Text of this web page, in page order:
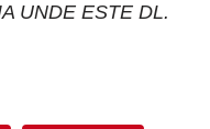
UNDE ESTE DL.